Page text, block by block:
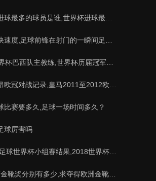
的球员是谁,世界杯进球最多的球员是谁？
球前锋在射门的一瞬间足球的速度有多快？？
巴西队主教练,世界杯历届冠军球队教练
对战记录,皇马2011至2012欧冠赛程&nbs
比赛要多久,足球一场时间多久？
球厉害吗
界杯小组赛结果,2018世界杯中国进入a组
别有多少,求夺得欧洲金靴奖与各大联赛金靴奖最